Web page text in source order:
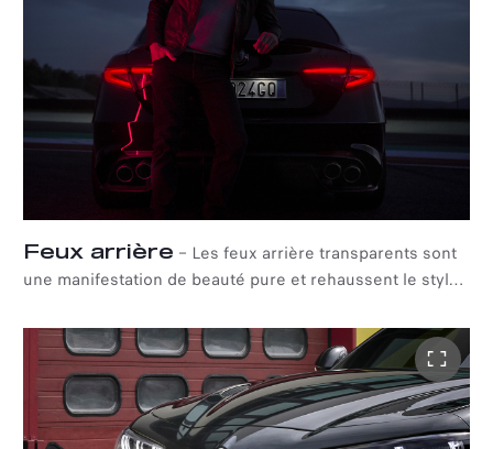
Feux arrière – Les feux arrière transparents sont
une manifestation de beauté pure et rehaussent le style